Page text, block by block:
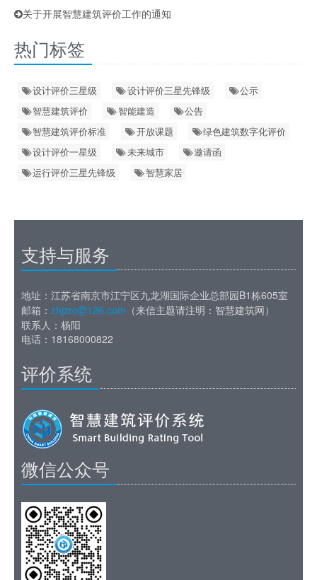
关于开展智慧建筑评价工作的通知
热门标签
设计评价三星级 设计评价三星先锋级
公示
智慧建筑评价
智能建造
公告
智慧建筑评价标准
开放课题
绿色建筑数字化评价
设计评价一星级
未来城市
邀请函
运行评价三星先锋级
智慧家居
支持与服务
地址：江苏省南京市江宁区九龙湖国际企业总部园B1栋605室
邮箱： zhjzrc@126.com （来信主题请注明：智慧建筑网）
联系人：杨阳
电话：18168000822
评价系统
微信公众号